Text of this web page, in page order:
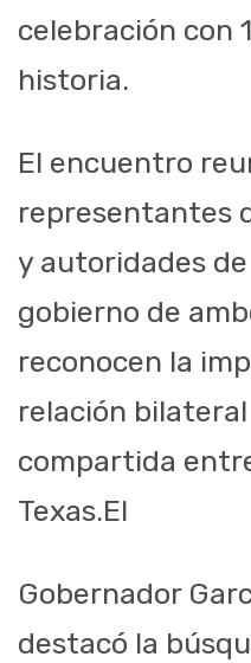
celebración con
historia.
El encuentro
representantes
y autoridades
gobierno de
reconocen la
relación
compartida
Texas.El
Gobernador
destacó la